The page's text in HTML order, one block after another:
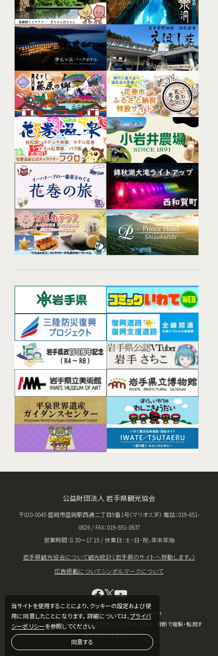
当サイトを使用することにより、クッキーの設定および使
用に同意したことになります。 詳細については、プライバ
シーポリシーを参照してください。
同意する
公益財団法人 岩手県観光協会
〒020-0045 盛岡市盛岡駅西通二丁目9番1号（マリオス3F） 電話：019-651-
0626 / FAX：019-651-0637
営業時間：8:30〜17:15 / 休業日：土･日･祝、年末年始
岩手県観光協会について観光統計（岩手県のサイトへ移動します。）
広告掲載についてシンボルマークについて
Copyright © Iwate Tourism Association
掲載されている情報は、著作権法上認められた場合を除き、無断で複製・転用す
ることはできません。